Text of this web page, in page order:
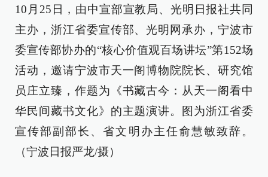
10月25日，由中宣部宣教局、光明日报社共同
主办，浙江省委宣传部、光明网承办，宁波市
委宣传部协办的“核心价值观百场讲坛”第152场
活动，邀请宁波市天一阁博物院院长、研究馆
员庄立臻，作题为《书藏古今：从天一阁看中
华民间藏书文化》的主题演讲。图为浙江省委
宣传部副部长、省文明办主任俞慧敏致辞。
（宁波日报严龙/摄）